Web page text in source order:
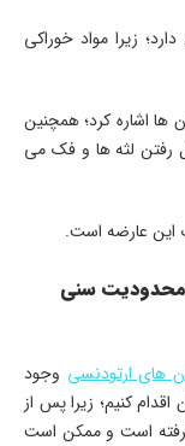
زیرا مواد خوراکی
ها اشاره کرد؛ همچنین
رفتن لثه ها و فک می
محدودیت سنی
های ارتودنسی وجود
کنیم؛ زیرا پس از
است و ممکن است